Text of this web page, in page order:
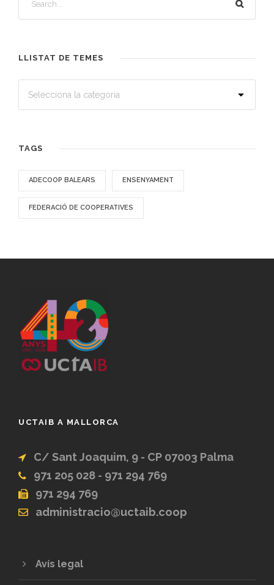
LLISTAT DE TEMES
TAGS
ADECOOP BALEARS ENSENYAMENT
FEDERACIÓ DE COOPERATIVES
UCTAIB A MALLORCA
C/ Sant Joaquim, 9 - CP 07003 Palma
971 205 028 - 971 294 769
971 294 769
administracio@uctaib.coop
Avís legal